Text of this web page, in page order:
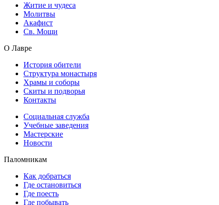
Житие и чудеса
Молитвы
Акафист
Св. Мощи
О Лавре
История обители
Структура монастыря
Храмы и соборы
Скиты и подворья
Контакты
Социальная служба
Учебные заведения
Мастерские
Новости
Паломникам
Как добраться
Где остановиться
Где поесть
Где побывать